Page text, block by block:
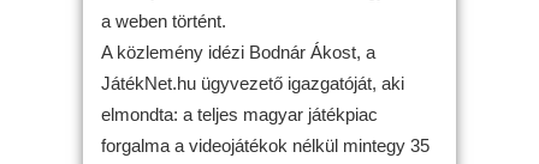
a weben történt.
A közlemény idézi Bodnár Ákost, a
JátékNet.hu ügyvezető igazgatóját, aki
elmondta: a teljes magyar játékpiac
forgalma a videojátékok nélkül mintegy 35